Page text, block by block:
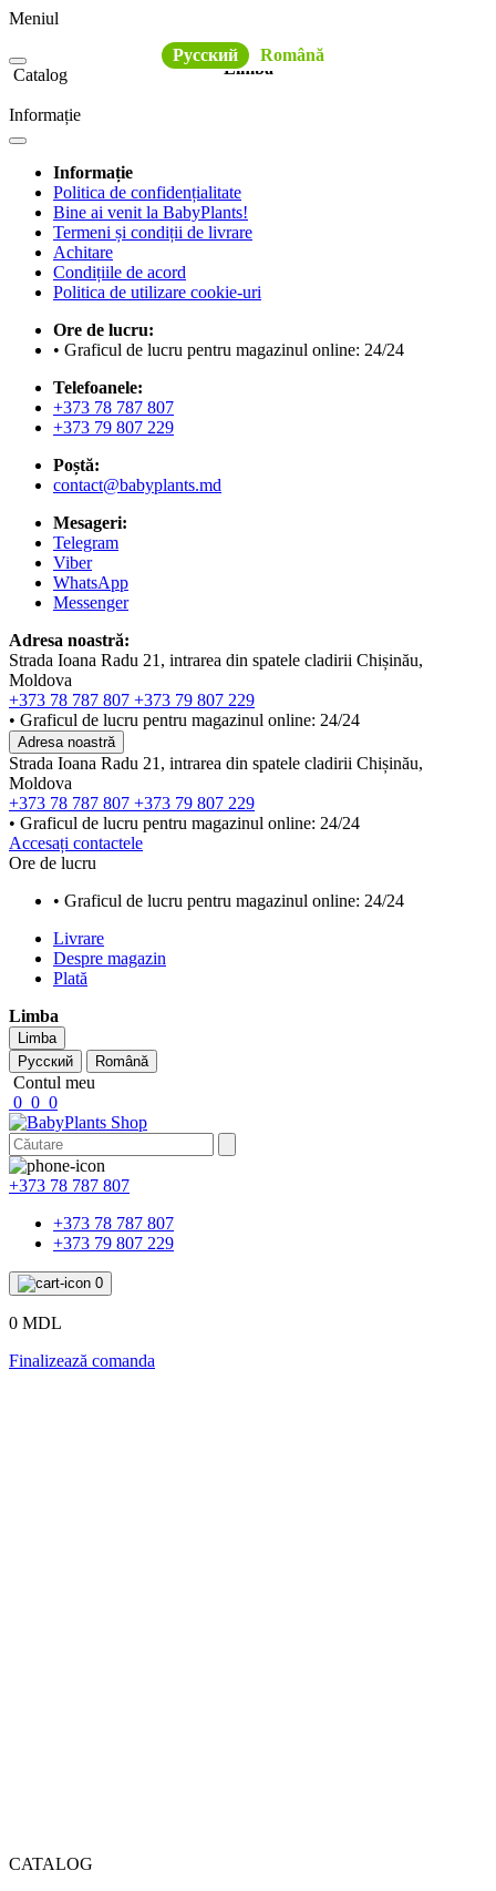
Meniul
Limba
Русский
Română
Catalog
Informație
Informație
Politica de confidențialitate
Bine ai venit la BabyPlants!
Termeni și condiții de livrare
Achitare
Condițiile de acord
Politica de utilizare cookie-uri
Ore de lucru:
• Graficul de lucru pentru magazinul online: 24/24
Telefoanele:
+373 78 787 807
+373 79 807 229
Poștă:
contact@babyplants.md
Mesageri:
Telegram
Viber
WhatsApp
Messenger
Adresa noastră:
Strada Ioana Radu 21, intrarea din spatele cladirii Chișinău,
Moldova
+373 78 787 807 +373 79 807 229
• Graficul de lucru pentru magazinul online: 24/24
Adresa noastră
Strada Ioana Radu 21, intrarea din spatele cladirii Chișinău,
Moldova
+373 78 787 807 +373 79 807 229
• Graficul de lucru pentru magazinul online: 24/24
Accesați contactele
Ore de lucru
• Graficul de lucru pentru magazinul online: 24/24
Livrare
Despre magazin
Plată
Limba
Limba
Русский
Română
Contul meu
0 0 0
+373 78 787 807
+373 78 787 807
+373 79 807 229
0
0 MDL
Finalizează comanda
CATALOG